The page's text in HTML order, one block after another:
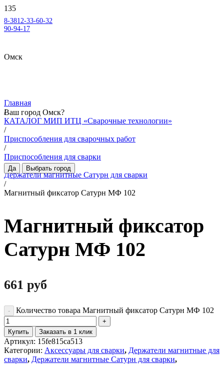
8-3812-33-60-32
90-94-17
Омск
Ваш город Омск?
Да Выбрать город
Главная
/
КАТАЛОГ МИП ИТЦ «Сварочные технологии»
/
Приспособления для сварочных работ
/
Приспособления для сварки
/
Держатели магнитные Сатурн для сварки
/
Магнитный фиксатор Сатурн МФ 102
Магнитный фиксатор
Сатурн МФ 102
661 руб
Количество товара Магнитный фиксатор Сатурн МФ 102
Купить Заказать в 1 клик
Артикул: 15fe815ca513
Категории: Аксессуары для сварки, Держатели магнитные для
сварки, Держатели магнитные Сатурн для сварки,